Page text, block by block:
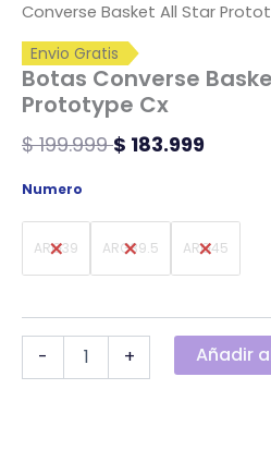
Converse Basket All Star
Envio Gratis
Botas Converse
Prototype Cx
$199.999 $ 183.999
Numero
ARG39 ARG39.5 ARG45
- + Añadir